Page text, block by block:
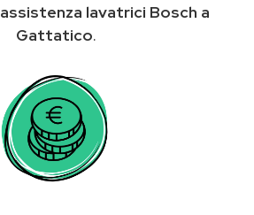
assistenza lavatrici Bosch a
Gattatico.